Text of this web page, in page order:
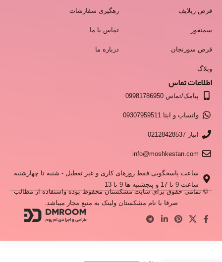
قرص ریلایف
سمنقور
قرص سورنجان
وبلاگ
رهگیری سفارشات
تماس با ما
درباره ما
اطلاعات تماس
پیامک/تماس 09981786950
واتساپ و ایتا 09307959511
انبار 02128428537
info@moshkestan.com
ساعت پاسخگویی:فقط روزهای کاری و غیر تعطیل - شنبه تا چهارشنبه
ساعت 9 تا 17 و پنجشنبه ها 9 تا 13
© تمامی حقوق برای سایت مشکستان محفوظ بوده واستفاده از مطالب
صرفا با نام مشکستان ولینک به منبع مجاز میباشد.